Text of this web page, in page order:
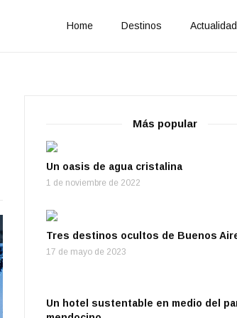
Home Destinos Actualidad
Más popular
Un oasis de agua cristalina
1 de noviembre de 2022
Tres destinos ocultos de Buenos
17 de mayo de 2023
Un hotel sustentable en medio del